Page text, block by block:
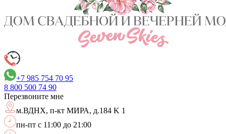
+7 985 754 70 95
8 800 500 74 90
Перезвоните мне
м.ВДНХ, п-кт МИРА, д.184 K 1
пн-пт с 11:00 до 21:00